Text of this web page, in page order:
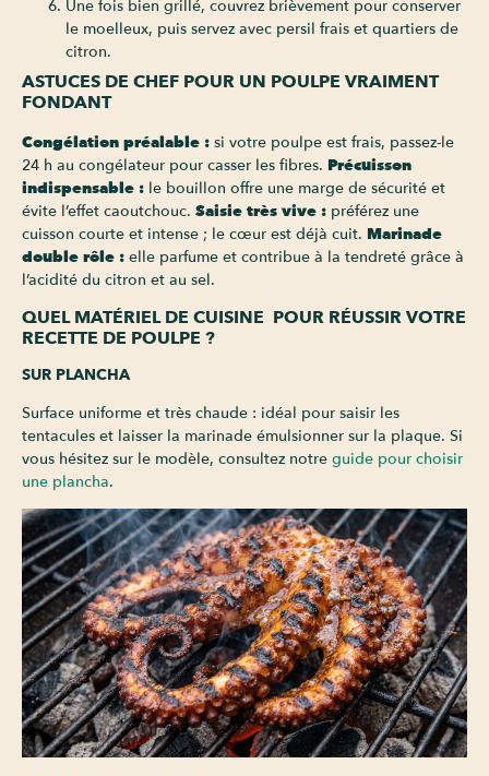
Une fois bien grillé, couvrez brièvement pour conserver
le moelleux, puis servez avec persil frais et quartiers de
citron.
ASTUCES DE CHEF POUR UN POULPE VRAIMENT
FONDANT
Congélation préalable : si votre poulpe est frais, passez-le
24 h au congélateur pour casser les fibres. Précuisson
indispensable : le bouillon offre une marge de sécurité et
évite l’effet caoutchouc. Saisie très vive : préférez une
cuisson courte et intense ; le cœur est déjà cuit. Marinade
double rôle : elle parfume et contribue à la tendreté grâce à
l’acidité du citron et au sel.
QUEL MATÉRIEL DE CUISINE POUR RÉUSSIR VOTRE
RECETTE DE POULPE ?
SUR PLANCHA
Surface uniforme et très chaude : idéal pour saisir les
tentacules et laisser la marinade émulsionner sur la plaque. Si
vous hésitez sur le modèle, consultez notre guide pour choisir
une plancha.